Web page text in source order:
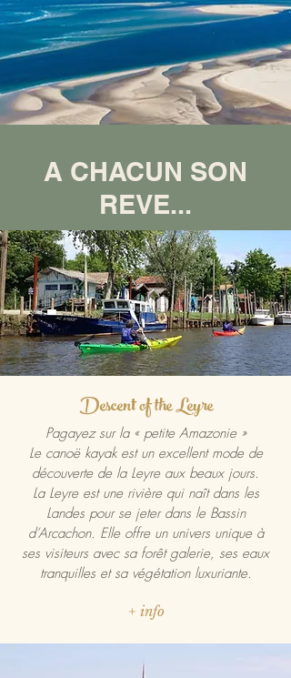
A CHACUN SON
REVE...
Descent of the Leyre
Pagayez sur la « petite Amazonie »
Le canoë kayak est un excellent mode de
découverte de la Leyre aux beaux jours.
La Leyre est une rivière qui naît dans les
Landes pour se jeter dans le Bassin
d’Arcachon. Elle offre un univers unique à
ses visiteurs avec sa forêt galerie, ses eaux
tranquilles et sa végétation luxuriante.
+ info